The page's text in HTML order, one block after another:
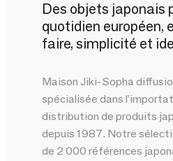
Des objets japonais
quotidien européen,
faire, simplicité et
Maison Jiki- Sopha
spécialisée dans
distribution de produits
depuis 1987. Notre
de 2 000 références